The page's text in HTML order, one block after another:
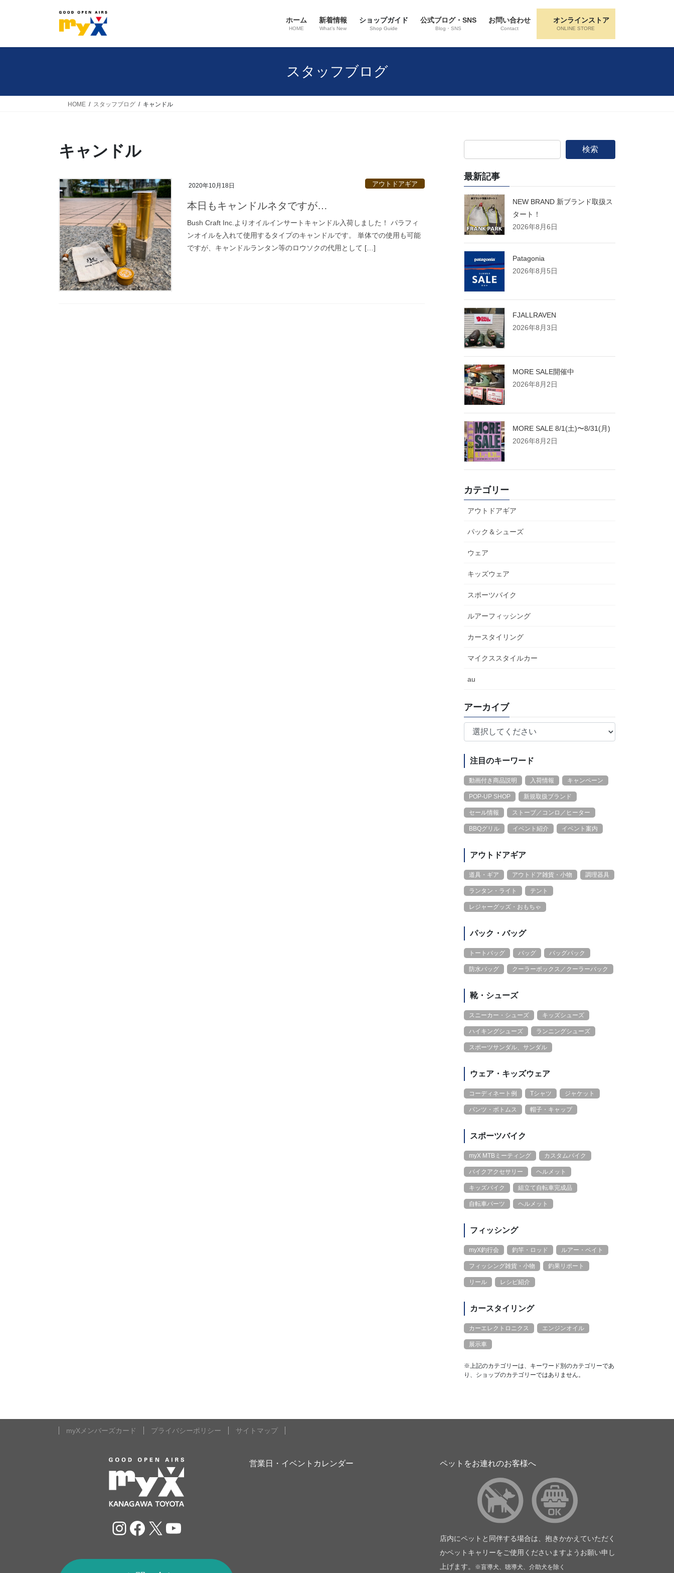
ン
ー
ホーム
HOME
新着情報
What’s New
ショップガイド
Shop Guide
公式ブログ・SNS
Blog・SNS
お問い合わせ
Contact
オンラインストア
ONLINE STORE
スタッフブログ
HOME スタッフブログ キャンドル
キャンドル
2020年10月18日 アウトドアギア
本日もキャンドルネタですが…
Bush Craft Inc.よりオイルインサートキャンドル入荷しました！ パラフィ
ンオイルを入れて使用するタイプのキャンドルです。 単体での使用も可能
ですが、キャンドルランタン等のロウソクの代用として […]
検索
最新記事
NEW BRAND 新ブランド取扱ス
タート！
2026年8月6日
Patagonia
2026年8月5日
FJALLRAVEN
2026年8月3日
MORE SALE開催中
2026年8月2日
MORE SALE 8/1(土)〜8/31(月)
2026年8月2日
カテゴリー
アウトドアギア
パック＆シューズ
ウェア
キッズウェア
スポーツバイク
ルアーフィッシング
カースタイリング
マイクススタイルカー
au
アーカイブ
注目のキーワード
動画付き商品説明 入荷情報 キャンペーン
POP-UP SHOP 新規取扱ブランド
セール情報 ストーブ／コンロ／ヒーター
BBQグリル イベント紹介 イベント案内
アウトドアギア
道具・ギア アウトドア雑貨・小物 調理器具
ランタン・ライト テント
レジャーグッズ・おもちゃ
パック・バッグ
トートバッグ バッグ バッグパック
防水バッグ クーラーボックス／クーラーバック
靴・シューズ
スニーカー・シューズ キッズシューズ
ハイキングシューズ ランニングシューズ
スポーツサンダル、サンダル
ウェア・キッズウェア
コーディネート例 Tシャツ ジャケット
パンツ・ボトムス 帽子・キャップ
スポーツバイク
myX MTBミーティング カスタムバイク
バイクアクセサリー ヘルメット
キッズバイク 組立て自転車完成品
自転車パーツ ヘルメット
フィッシング
myX釣行会 釣竿・ロッド ルアー・ベイト
フィッシング雑貨・小物 釣果リポート
リール レシピ紹介
カースタイリング
カーエレクトロニクス エンジンオイル
展示車
※上記のカテゴリーは、キーワード別のカテゴリーであ
り、ショップのカテゴリーではありません。
myXメンバーズカード プライバシーポリシー サイトマップ
Instagram
Facebook
X YouTube
営業日・イベントカレンダー ペットをお連れのお客様へ
店内にペットと同伴する場合は、抱きかかえていただく
かペットキャリーをご使用くださいますようお願い申し
上げます。
※盲導犬、聴導犬、介助犬を除く